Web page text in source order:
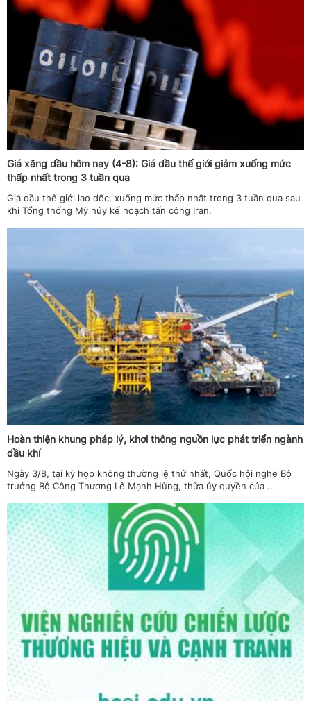
Giá xăng dầu hôm nay (4-8): Giá dầu thế giới giảm xuống mức
thấp nhất trong 3 tuần qua
Giá dầu thế giới lao dốc, xuống mức thấp nhất trong 3 tuần qua sau
khi Tổng thống Mỹ hủy kế hoạch tấn công Iran.
Hoàn thiện khung pháp lý, khơi thông nguồn lực phát triển ngành
dầu khí
Ngày 3/8, tại kỳ họp không thường lệ thứ nhất, Quốc hội nghe Bộ
trưởng Bộ Công Thương Lê Mạnh Hùng, thừa ủy quyền của ...